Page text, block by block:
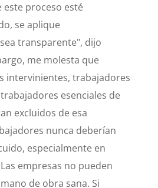
este proceso esté
se aplique
transparente", dijo
me molesta que
intervinientes, trabajadores
esenciales de
excluidos de esa
nunca deberían
especialmente en
empresas no pueden
de obra sana. Si